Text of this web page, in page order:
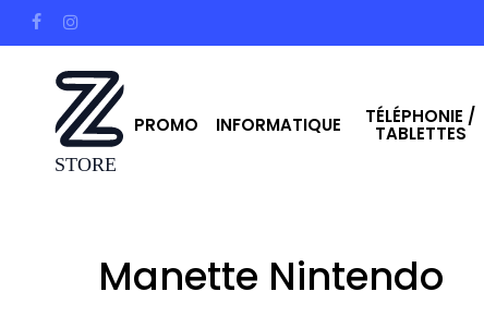
to
facebookinstagram
PROMO INFORMATIQUE TÉLÉPHONIE /
TABLETTES
Manette Nintendo